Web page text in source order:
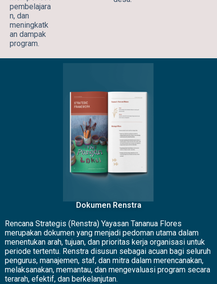
pembelajara
n, dan
meningkatk
an dampak
program.
Dokumen Renstra
Rencana Strategis (Renstra) Yayasan Tananua Flores
merupakan dokumen yang menjadi pedoman utama dalam
menentukan arah, tujuan, dan prioritas kerja organisasi untuk
periode tertentu. Renstra disusun sebagai acuan bagi seluruh
pengurus, manajemen, staf, dan mitra dalam merencanakan,
melaksanakan, memantau, dan mengevaluasi program secara
terarah, efektif, dan berkelanjutan.